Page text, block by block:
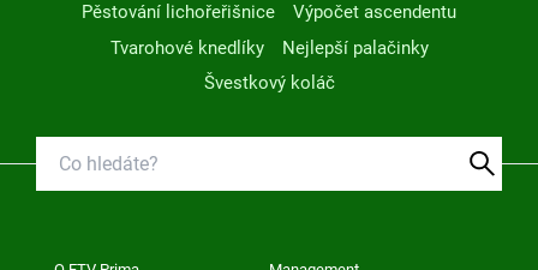
Pěstování lichořeřišnice
Výpočet ascendentu
Tvarohové knedlíky
Nejlepší palačinky
Švestkový koláč